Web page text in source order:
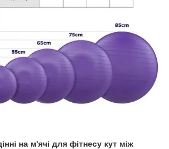
на м'ячі для фітнесу кут між